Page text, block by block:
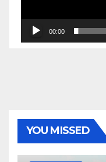
00:00
YOU MISSED